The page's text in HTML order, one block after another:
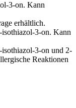
3-on. Kann
erhältlich.
3-on. Kann
3-on und 2-
Reaktionen